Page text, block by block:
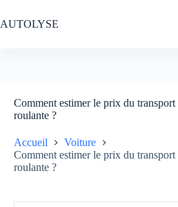
au
contenu
AUTOLYSE
Comment estimer le prix du transport
roulante ?
Accueil
Voiture
Comment estimer le prix du transport
roulante ?